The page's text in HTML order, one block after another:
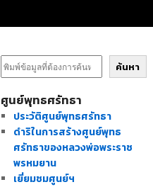
ค้นหา
ศูนย์พุทธศรัทธา
ประวัติศูนย์พุทธศรัทธา
ดำริในการสร้างศูนย์พุทธ
ศรัทธาของหลวงพ่อพระราช
พรหมยาน
เยี่ยมชมศูนย์ฯ